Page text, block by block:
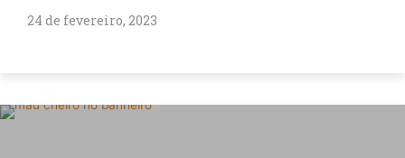
24 de fevereiro, 2023